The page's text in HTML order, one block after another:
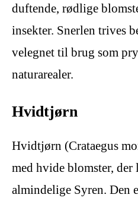
duftende, rødlige
insekter. Snerlen trives
velegnet til brug som
naturarealer.
Hvidtjørn
Hvidtjørn (Crataegus
med hvide blomster, der
almindelige Syren. Den